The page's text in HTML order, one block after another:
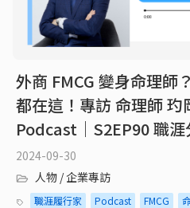
外商 FMCG 變身命理師
都在這！專訪 命理師 玓
Podcast｜S2EP90 職涯
2024-09-30
人物 / 企業專訪
職涯履行家 Podcast FMCG